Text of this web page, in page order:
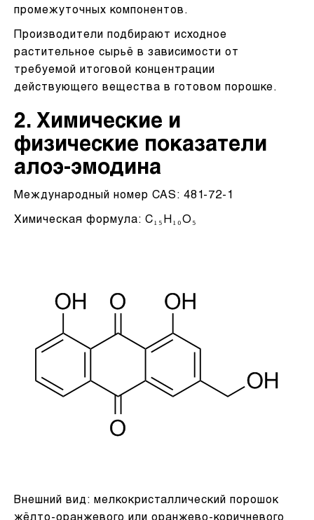
промежуточных компонентов.
Производители подбирают исходное
растительное сырьё в зависимости от
требуемой итоговой концентрации
действующего вещества в готовом порошке.
2. Химические и
физические показатели
алоэ-эмодина
Международный номер CAS: 481-72-1
Химическая формула: C₁₅H₁₀O₅
Внешний вид: мелкокристаллический порошок